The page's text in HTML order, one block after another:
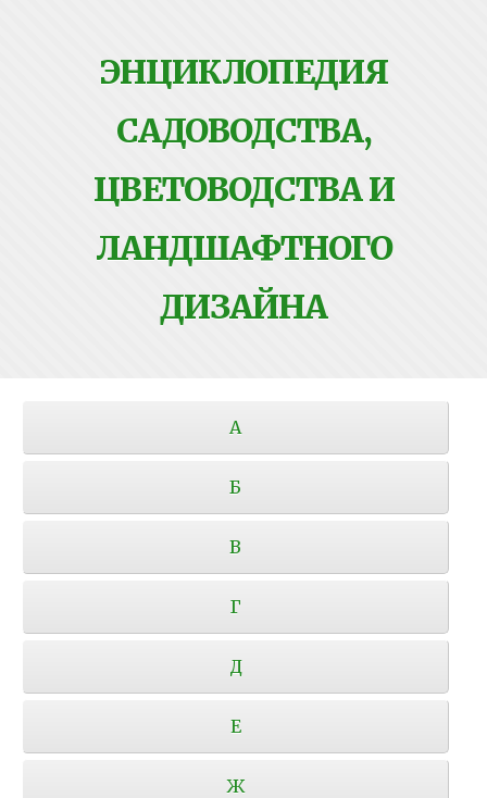
ЭНЦИКЛОПЕДИЯ
САДОВОДСТВА,
ЦВЕТОВОДСТВА И
ЛАНДШАФТНОГО
ДИЗАЙНА
А
Б
В
Г
Д
Е
Ж